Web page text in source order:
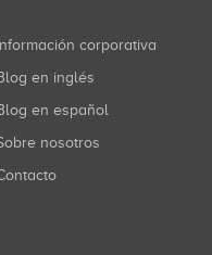
Información corporativa
Blog en inglés
Blog en español
Sobre nosotros
Contacto